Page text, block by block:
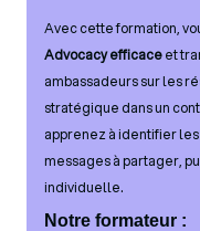
Avec cette formation,
Advocacy efficaceet
ambassadeurs sur les
stratégique dans un
apprenez à identifier
messages à partager,
individuelle.
Notre formateur :